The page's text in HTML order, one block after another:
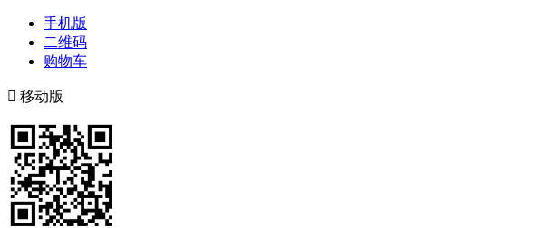
手机版
二维码
购物车
 移动版